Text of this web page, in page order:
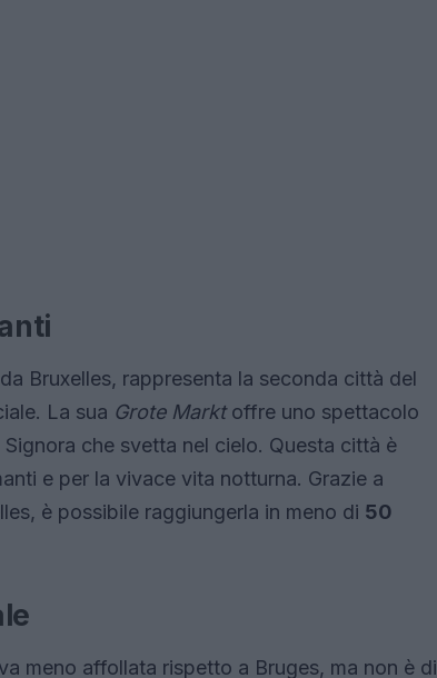
da Bruxelles, rappresenta la seconda città del
La sua Grote Marktoffre uno spettacolo
che svetta nel cielo. Questa città è
e per la vivace vita notturna. Grazie a
è possibile raggiungerla in meno di 50
meno affollata rispetto a Bruges, ma non è di